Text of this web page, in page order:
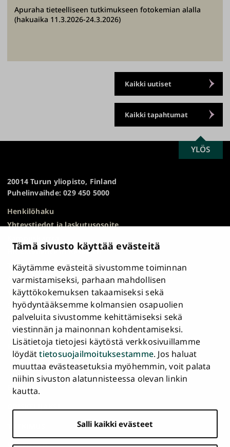
Tämä sivusto käyttää evästeitä
Käytämme evästeitä sivustomme toiminnan
varmistamiseksi, parhaan mahdollisen
käyttökokemuksen takaamiseksi sekä
hyödyntääksemme kolmansien osapuolien
palveluita sivustomme kehittämiseksi sekä
viestinnän ja mainonnan kohdentamiseksi.
Lisätietoja tietojesi käytöstä verkkosivuillamme
löydättietosuojailmoituksestamme. Jos haluat
muuttaa evästeasetuksia myöhemmin, voit palata
niihin sivuston alatunnisteessa olevan linkin
kautta.
Salli kaikki evästeet
Apuraha tieteelliseen tutkimukseen fotokemian alalla
(hakuaika 11.3.2026-24.3.2026)
Kaikki uutiset
Kaikki tapahtumat
20014 Turun yliopisto, Finland
Puhelinvaihde: 029 450 5000
Henkilöhaku
Yhteystiedot ja laskutusosoite
HR Excellence in Research
Tietosuojailmoitus
Asiakirjajulkisuuskuvaus ja tietopyynnöt
Väärinkäytösepäilyt
Saavutettavuusseloste
Palaute
Intranet ja sähköiset työkalut
Evästeasetukset
Päävalikko
alatunnisteessa
ETUSIVU
Turun
yliopisto
Turun
yliopisto
TurunTurunTurunTurun
SCROLL
TO
YLÖS